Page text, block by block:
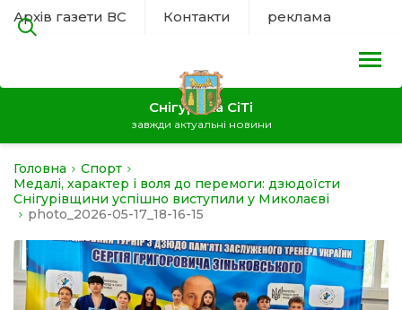
Архів газети ВС Контакти реклама
Снігурівка СіТі
завжди актуальні новини
Головна
Спорт
Медалі, характер і воля до перемоги: дзюдоїсти
Снігурівщини успішно виступили у Миколаєві
photo_2026-05-17_18-16-15